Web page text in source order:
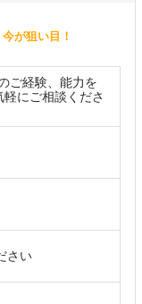
今が狙い目！
ご経験、能力を
にご相談くださ
さい